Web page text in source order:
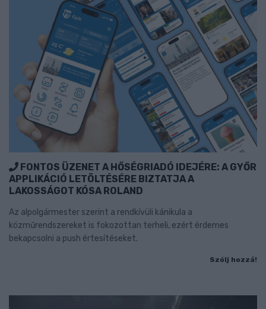
FONTOS ÜZENET A HŐSÉGRIADÓ IDEJÉRE: A GYŐR
APPLIKÁCIÓ LETÖLTÉSÉRE BIZTATJA A
LAKOSSÁGOT KÓSA ROLAND
Az alpolgármester szerint a rendkívüli kánikula a
közműrendszereket is fokozottan terheli, ezért érdemes
bekapcsolni a push értesítéseket.
Szólj hozzá!